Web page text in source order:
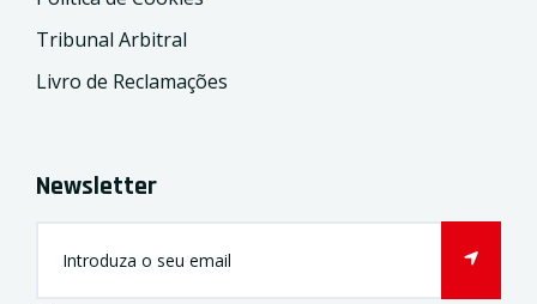
Tribunal Arbitral
Livro de Reclamações
Newsletter